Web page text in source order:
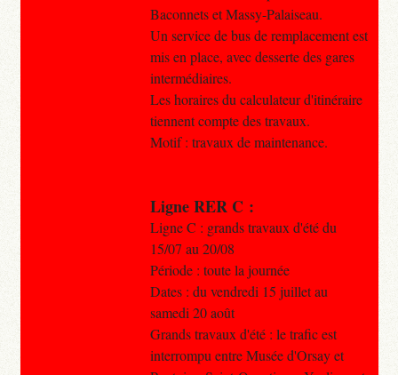
Baconnets et Massy-Palaiseau.
Un service de bus de remplacement est
mis en place, avec desserte des gares
intermédiaires.
Les horaires du calculateur d'itinéraire
tiennent compte des travaux.
Motif : travaux de maintenance.
Ligne RER C :
Ligne C : grands travaux d'été du
15/07 au 20/08
Période : toute la journée
Dates : du vendredi 15 juillet au
samedi 20 août
Grands travaux d'été : le trafic est
interrompu entre Musée d'Orsay et